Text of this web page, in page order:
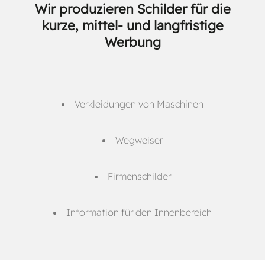
Wir produzieren Schilder für die
kurze, mittel- und langfristige
Werbung
Verkleidungen von Maschinen
Wegweiser
Firmenschilder
Information für den Innenbereich